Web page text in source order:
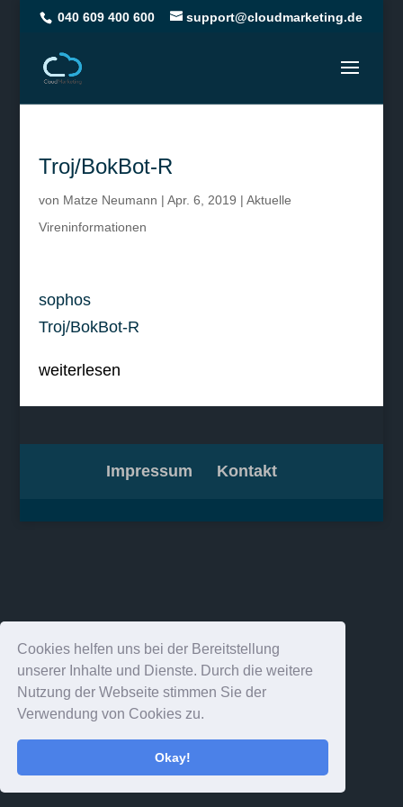
Cookies helfen uns bei der Bereitstellung
unserer Inhalte und Dienste. Durch die weitere
Nutzung der Webseite stimmen Sie der
Verwendung von Cookies zu.
Okay!
040 609 400 600 support@cloudmarketing.de
Troj/BokBot-R
von Matze Neumann | Apr. 6, 2019 | Aktuelle
Vireninformationen
sophos
Troj/BokBot-R
weiterlesen
Impressum Kontakt